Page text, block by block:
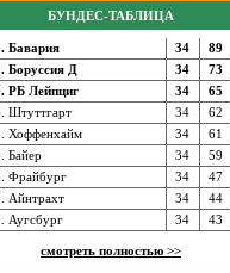
БУНДЕС-ТАБЛИЦА
Бавария 34
89
Боруссия Д
34
73
РБ Лейпциг
34
65
Штуттгарт
34
62
Хоффенхайм
34
61
Байер
34
59
Фрайбург
34
47
Айнтрахт
34
44
Аугсбург
34 43
смотреть полностью >>